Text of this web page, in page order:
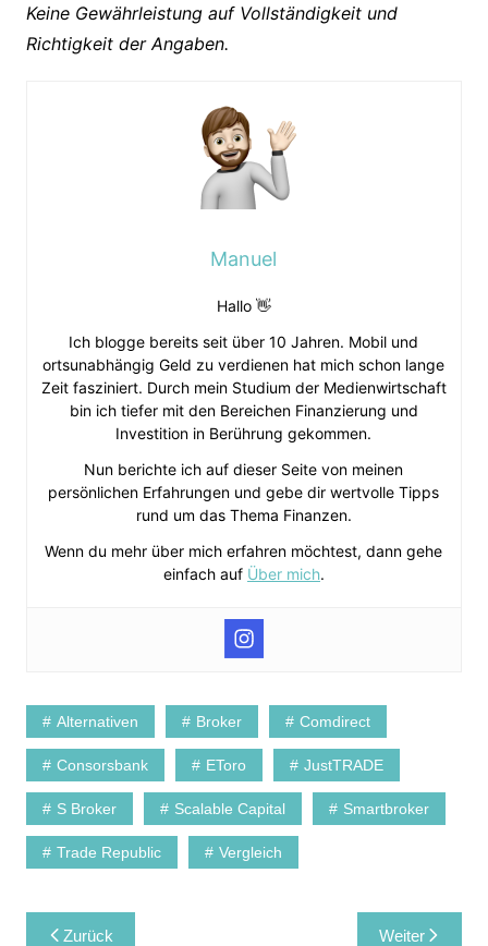
Keine Gewährleistung auf Vollständigkeit und
Richtigkeit der Angaben.
Manuel
Hallo 👋
Ich blogge bereits seit über 10 Jahren. Mobil und
ortsunabhängig Geld zu verdienen hat mich schon lange
Zeit fasziniert. Durch mein Studium der Medienwirtschaft
bin ich tiefer mit den Bereichen Finanzierung und
Investition in Berührung gekommen.
Nun berichte ich auf dieser Seite von meinen
persönlichen Erfahrungen und gebe dir wertvolle Tipps
rund um das Thema Finanzen.
Wenn du mehr über mich erfahren möchtest, dann gehe
einfach auf Über mich.
Alternativen Broker Comdirect
Consorsbank EToro JustTRADE
S Broker Scalable Capital Smartbroker
Trade Republic Vergleich
Beitragsnavigation
Zurück Weiter